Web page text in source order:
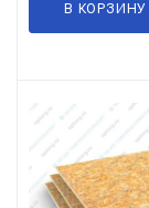
В КОРЗИНУ